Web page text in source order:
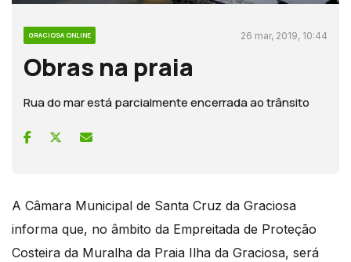
GRACIOSA ONLINE 26 mar, 2019, 10:44
Obras na praia
Rua do mar está parcialmente encerrada ao trânsito
A Câmara Municipal de Santa Cruz da Graciosa
informa que, no âmbito da Empreitada de Proteção
Costeira da Muralha da Praia Ilha da Graciosa, será